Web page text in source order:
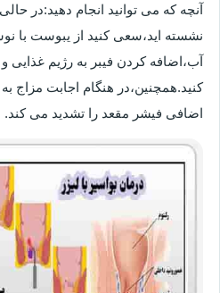
آنچه که می توانید انجام دهید:در حالی
نشسته اید،سعی کنید از یبوست با
آب،اضافه کردن فیبر به رژیم
کنید.همچنین،در هنگام اجابت مزاج
اضافی فیشر مقعد را تشدید می کند.